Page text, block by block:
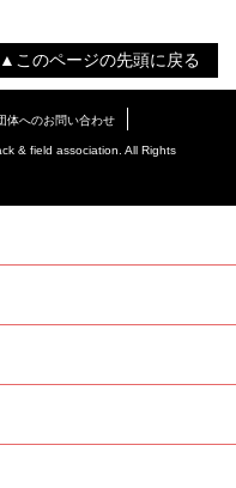
▲このページの先頭に戻る
体へのお問い合わせ
& field association. All Rights